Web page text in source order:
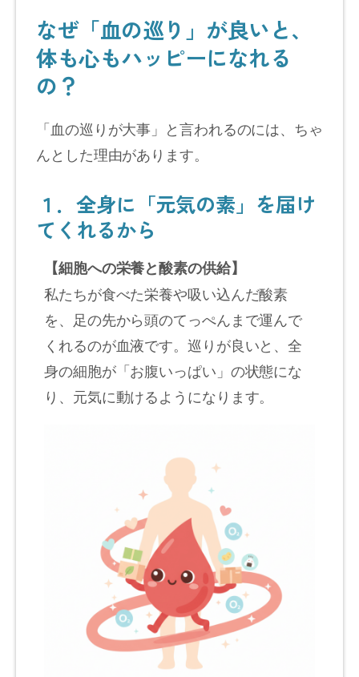
なぜ「血の巡り」が良いと、
体も心もハッピーになれる
の？
「血の巡りが大事」と言われるのには、ちゃ
んとした理由があります。
１．全身に「元気の素」を届け
てくれるから
【細胞への栄養と酸素の供給】
私たちが食べた栄養や吸い込んだ酸素
を、足の先から頭のてっぺんまで運んで
くれるのが血液です。巡りが良いと、全
身の細胞が「お腹いっぱい」の状態にな
り、元気に動けるようになります。